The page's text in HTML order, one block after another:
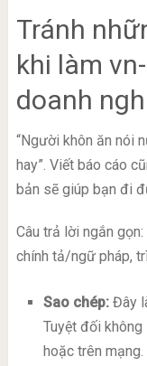
Tránh
khi làm
doanh
“Người khôn ăn nói
hay”. Viết báo cáo
bản sẽ giúp bạn đi
Câu trả lời ngắn
chính tả/ngữ pháp,
Sao chép:Đây
Tuyệt đối
hoặc trên